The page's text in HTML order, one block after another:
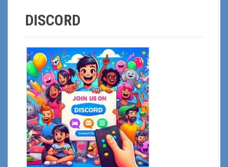
DISCORD